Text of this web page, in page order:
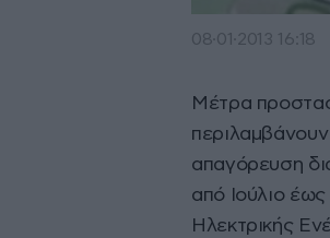
08·01·2013 16:18
Μέτρα
απαγόρευση
από Ιούλιο
Ηλεκτρικής